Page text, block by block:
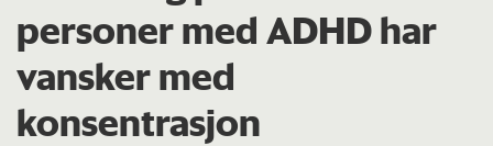
personer med ADHD har
vansker med
konsentrasjon